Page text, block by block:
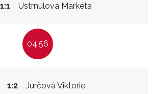
Ustrnulová Markéta
1:1
04:56
Jurčová Viktorie
1:2